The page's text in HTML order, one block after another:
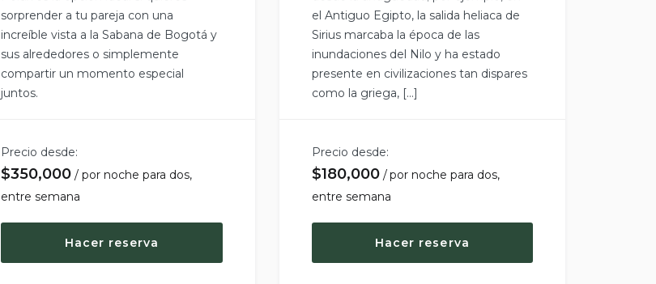
sorprender a tu pareja con una
increíble vista a la Sabana de Bogotá y
sus alrededores o simplemente
compartir un momento especial
juntos.
Precio desde:
$350,000 por noche
Hacer reserva
el Antiguo Egipto, la salida heliaca de
Sirius marcaba la época de las
inundaciones del Nilo y ha estado
presente en civilizaciones tan dispares
como la griega, […]
Precio desde:
$180,000 por noche
Hacer reserva